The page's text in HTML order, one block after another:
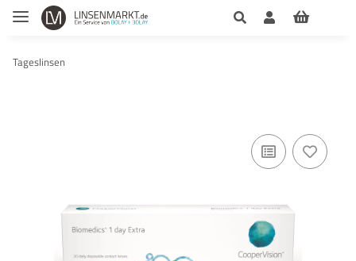
Tageslinsen